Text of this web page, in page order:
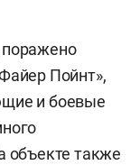
Пойнт»,
и боевые
объекте также